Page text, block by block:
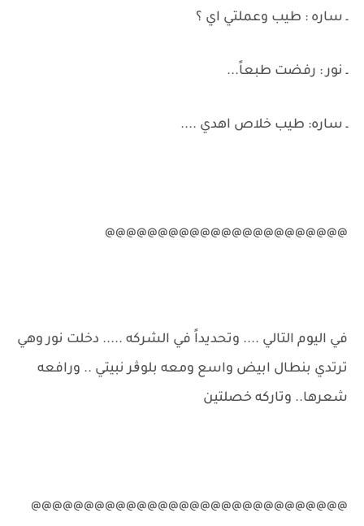
ـ ساره : طيب وعملتي اي ؟
ـ نور : رفضت طبعاً...
ـ ساره: طيب خلاص اهدي ....
@@@@@@@@@@@@@@@@@@@@@@@
في اليوم التالي .... وتحديداً في الشركه ..... دخلت نور وهي
ترتدي بنطال ابيض واسع ومعه بلوڨر نبيتي .. ورافعه
شعرها.. وتاركه خصلتين
@@@@@@@@@@@@@@@@@@@@@@@@@@@@@@